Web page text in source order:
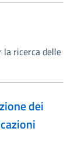
la ricerca delle
dei